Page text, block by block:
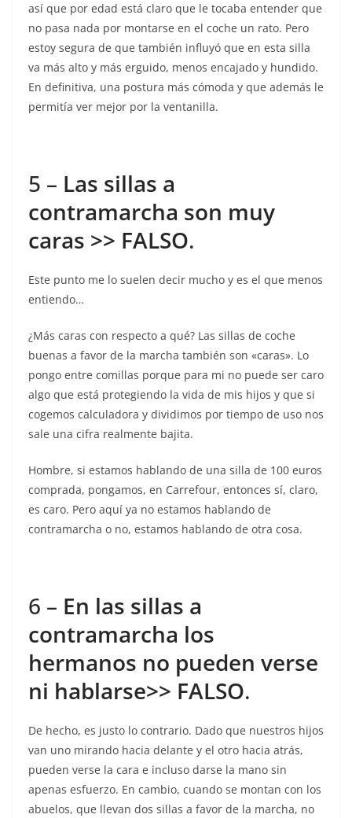
así que por edad está claro que le tocaba entender que
no pasa nada por montarse en el coche un rato. Pero
estoy segura de que también influyó que en esta silla
va más alto y más erguido, menos encajado y hundido.
En definitiva, una postura más cómoda y que además le
permitía ver mejor por la ventanilla.
5 – Las sillas a
contramarcha son muy
caras >> FALSO.
Este punto me lo suelen decir mucho y es el que menos
entiendo…
¿Más caras con respecto a qué? Las sillas de coche
buenas a favor de la marcha también son «caras». Lo
pongo entre comillas porque para mi no puede ser caro
algo que está protegiendo la vida de mis hijos y que si
cogemos calculadora y dividimos por tiempo de uso nos
sale una cifra realmente bajita.
Hombre, si estamos hablando de una silla de 100 euros
comprada, pongamos, en Carrefour, entonces sí, claro,
es caro. Pero aquí ya no estamos hablando de
contramarcha o no, estamos hablando de otra cosa.
6 – En las sillas a
contramarcha los
hermanos no pueden verse
ni hablarse>> FALSO.
De hecho, es justo lo contrario. Dado que nuestros hijos
van uno mirando hacia delante y el otro hacia atrás,
pueden verse la cara e incluso darse la mano sin
apenas esfuerzo. En cambio, cuando se montan con los
abuelos, que llevan dos sillas a favor de la marcha, no